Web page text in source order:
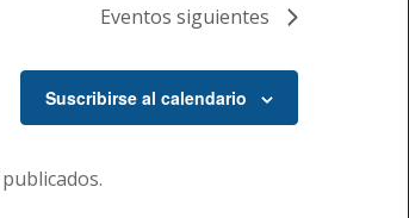
Eventos siguientes
Suscribirse al calendario